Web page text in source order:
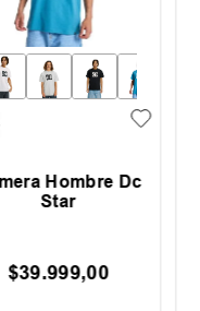
Remera Mujer
Billabong Always
$49.999